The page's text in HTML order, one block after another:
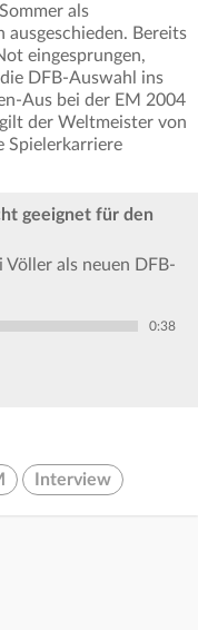
als
ausgeschieden. Bereits
eingesprungen,
DFB-Auswahl ins
Aus bei der EM 2004
der Weltmeister von
Spielerkarriere
geeignet für den
als neuen DFB-
0:38
Interview